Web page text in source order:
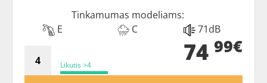
Tinkamumas modeliams:
E
C 71dB
Likutis >4 74 99€